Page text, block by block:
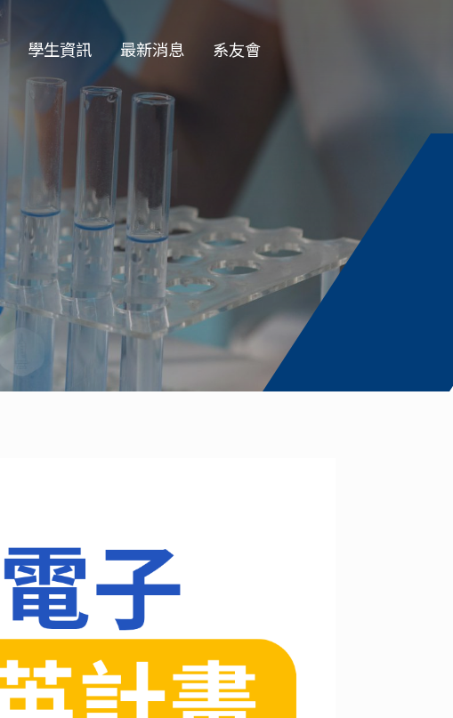
學生資訊
大學部
系學會
碩士班
博士班
指導教授收受碩班
生資訊
學位論文口試
實務專題
離校作業
最新消息
榮譽榜
演講公告
活動花絮
獎學金公告
系友會